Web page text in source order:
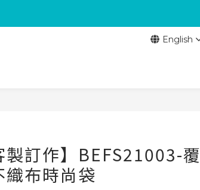
English
製訂作】BEFS21003-覆
織布時尚袋